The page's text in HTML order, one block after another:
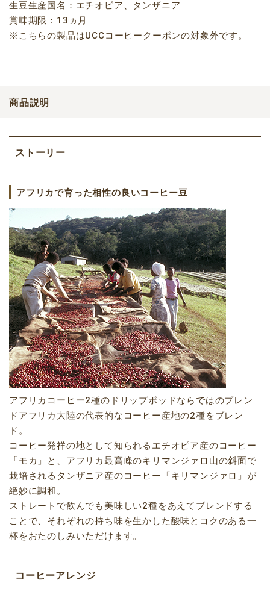
生豆生産国名：エチオピア、タンザニア
賞味期限：13ヵ月
※こちらの製品はUCCコーヒークーポンの対象外です。
商品説明
ストーリー
アフリカで育った相性の良いコーヒー豆
アフリカコーヒー2種のドリップポッドならではのブレン
ドアフリカ大陸の代表的なコーヒー産地の2種をブレン
ド。
コーヒー発祥の地として知られるエチオピア産のコーヒー
「モカ」と、アフリカ最高峰のキリマンジァロ山の斜面で
栽培されるタンザニア産のコーヒー「キリマンジァロ」が
絶妙に調和。
ストレートで飲んでも美味しい2種をあえてブレンドする
ことで、それぞれの持ち味を生かした酸味とコクのある一
杯をおたのしみいただけます。
コーヒーアレンジ